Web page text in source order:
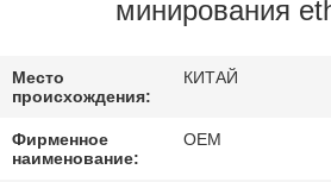
КАЧЕСТВА
СВЯЖИТЕСЬ
МЫ
минирования
Место
происхождения:
КИТАЙ
Фирменное
наименование:
OEM